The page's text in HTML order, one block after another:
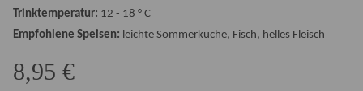
Trinktemperatur: 12 - 18 ° C
Empfohlene Speisen: leichte Sommerküche, Fisch, helles Fleisch
8,95 €